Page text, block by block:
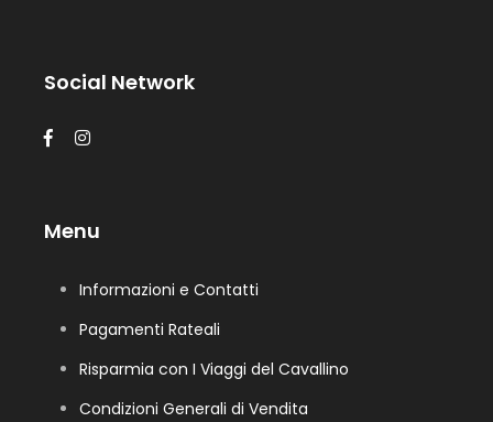
Social Network
Menu
Informazioni e Contatti
Pagamenti Rateali
Risparmia con I Viaggi del Cavallino
Condizioni Generali di Vendita